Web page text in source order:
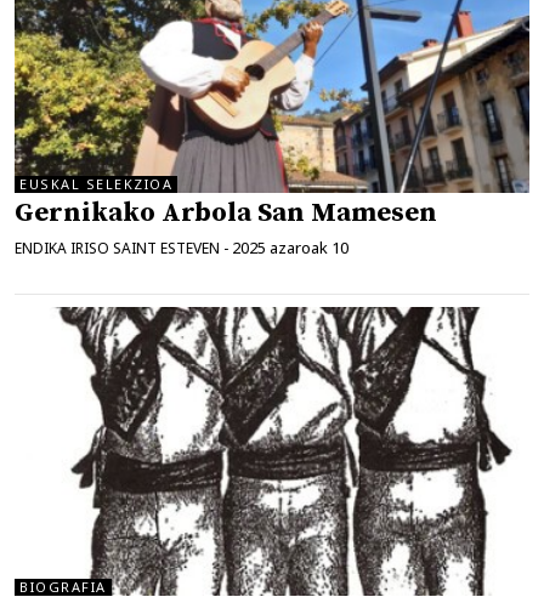
EUSKAL SELEKZIOA
Gernikako Arbola San Mamesen
ENDIKA IRISO SAINT ESTEVEN - 2025 azaroak 10
BIOGRAFIA